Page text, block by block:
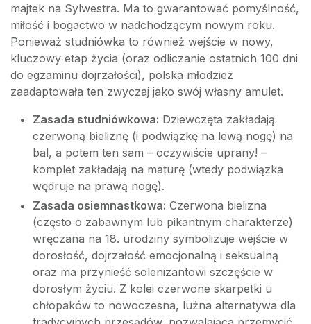
majtek na Sylwestra. Ma to gwarantować pomyślność,
miłość i bogactwo w nadchodzącym nowym roku.
Ponieważ studniówka to również wejście w nowy,
kluczowy etap życia (oraz odliczanie ostatnich 100 dni
do egzaminu dojrzałości), polska młodzież
zaadaptowała ten zwyczaj jako swój własny amulet.
Zasada studniówkowa: Dziewczęta zakładają
czerwoną bieliznę (i podwiązkę na lewą nogę) na
bal, a potem ten sam – oczywiście uprany! –
komplet zakładają na maturę (wtedy podwiązka
wędruje na prawą nogę).
Zasada osiemnastkowa: Czerwona bielizna
(często o zabawnym lub pikantnym charakterze)
wręczana na 18. urodziny symbolizuje wejście w
dorosłość, dojrzałość emocjonalną i seksualną
oraz ma przynieść solenizantowi szczęście w
dorosłym życiu. Z kolei czerwone skarpetki u
chłopaków to nowoczesna, luźna alternatywa dla